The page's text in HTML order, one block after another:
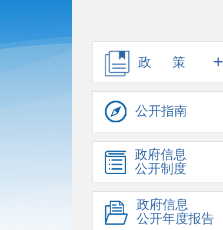
政 策 +
公开指南
政府信息
公开制度
政府信息
公开年度报告